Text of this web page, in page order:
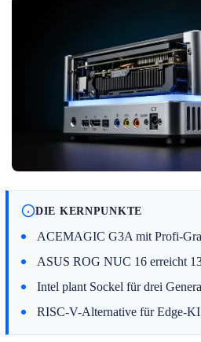
DIE KERNPUNKTE
ACEMAGIC G3A mit Profi-
ASUS ROG NUC 16 erreicht
Intel plant Sockel für drei
RISC-V-Alternative für Edge-